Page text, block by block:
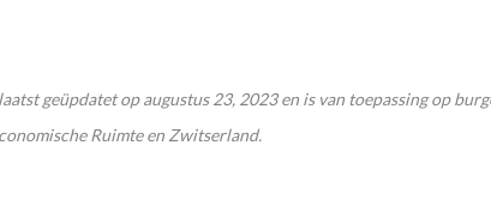
geüpdatet op augustus 23, 2023 en is van toepassing op
Ruimte en Zwitserland.